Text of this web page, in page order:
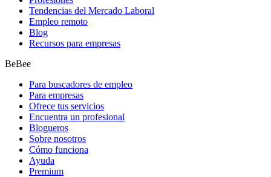
Tendencias del Mercado Laboral
Empleo remoto
Blog
Recursos para empresas
BeBee
Para buscadores de empleo
Para empresas
Ofrece tus servicios
Encuentra un profesional
Blogueros
Sobre nosotros
Cómo funciona
Ayuda
Premium